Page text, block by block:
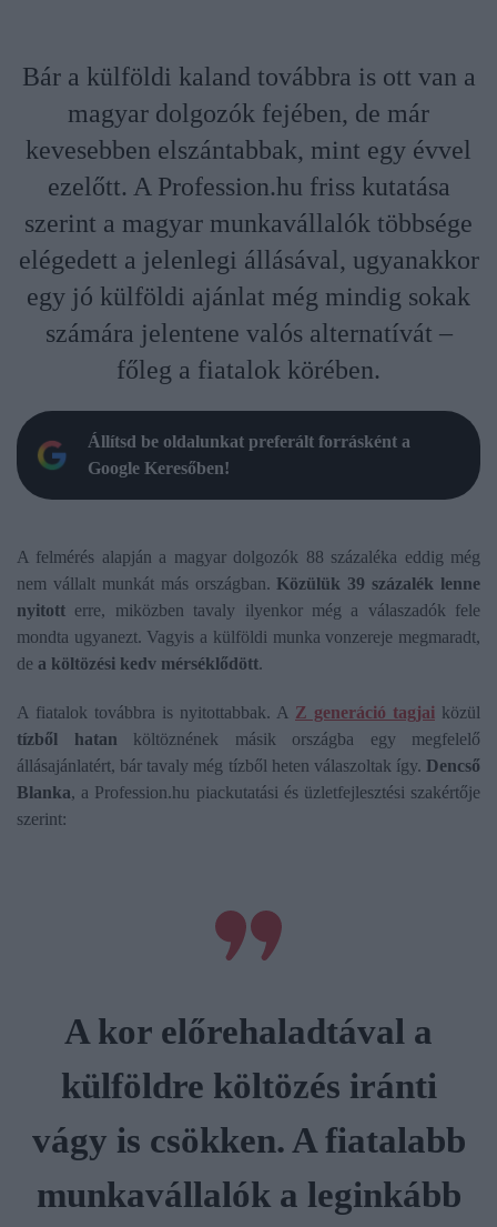
Bár a külföldi kaland továbbra is ott van a
magyar dolgozók fejében, de már
kevesebben elszántabbak, mint egy évvel
ezelőtt. A Profession.hu friss kutatása
szerint a magyar munkavállalók többsége
elégedett a jelenlegi állásával, ugyanakkor
egy jó külföldi ajánlat még mindig sokak
számára jelentene valós alternatívát –
főleg a fiatalok körében.
Állítsd be oldalunkat preferált forrásként a
Google Keresőben!
A felmérés alapján a magyar dolgozók 88 százaléka eddig még
nem vállalt munkát más országban. Közülük 39 százalék lenne
nyitott erre, miközben tavaly ilyenkor még a válaszadók fele
mondta ugyanezt. Vagyis a külföldi munka vonzereje megmaradt,
de a költözési kedv mérséklődött.
A fiatalok továbbra is nyitottabbak. A Z generáció tagjai közül
tízből hatan költöznének másik országba egy megfelelő
állásajánlatért, bár tavaly még tízből heten válaszoltak így. Dencső
Blanka, a Profession.hu piackutatási és üzletfejlesztési szakértője
szerint:
A kor előrehaladtával a
külföldre költözés iránti
vágy is csökken. A fiatalabb
munkavállalók a leginkább